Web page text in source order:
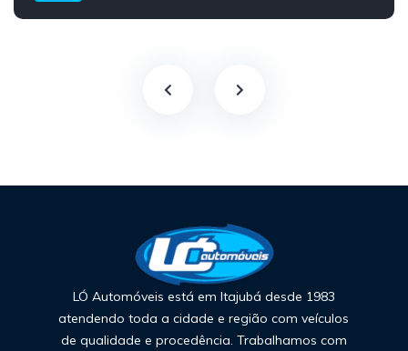
LÓ Automóveis está em Itajubá desde 1983
atendendo toda a cidade e região com veículos
de qualidade e procedência. Trabalhamos com